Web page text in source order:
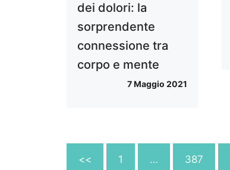
dei dolori: la
sorprendente
connessione tra
corpo e mente
7 Maggio 2021
<< 1 … 387